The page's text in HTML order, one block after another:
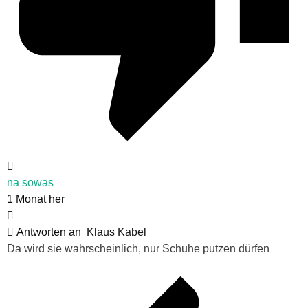
na sowas
1 Monat her
Antworten an
Klaus Kabel
Da wird sie wahrscheinlich, nur Schuhe putzen dürfen